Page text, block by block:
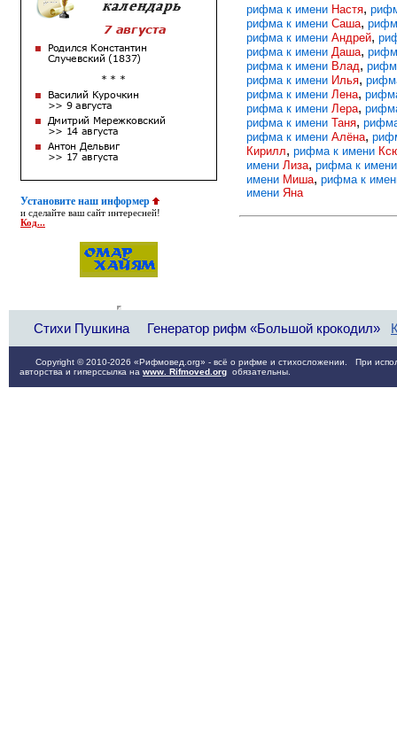
Установите наш информер
и сделайте ваш сайт интересней!
Код...
рифма к имени Настя,
рифма к имени Саша,
рифма к имени Андрей,
рифма к имени Даша,
рифма к имени Влад,
рифма к имени Илья,
рифма к имени Лена,
рифма к имени Лера,
рифма к имени Таня,
рифма к имени Алёна,
Кирилл, рифма к имени
имени Лиза, рифма к
имени Миша, рифма к
имени Яна
Стихи Пушкина Генератор рифм «Большой крокодил»
Copyright © 2010-2026 «Рифмовед.org» - всё о рифме и стихосложении. При
авторства и гиперссылка на www. Rifmoved.org обязательны.